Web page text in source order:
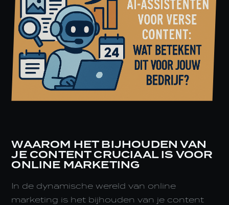
WAAROM HET BIJHOUDEN VAN
JE CONTENT CRUCIAAL IS VOOR
ONLINE MARKETING
In de dynamische wereld van online
marketing is het bijhouden van je content